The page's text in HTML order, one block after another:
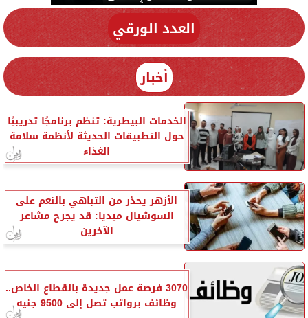
العدد الورقي
أخبار
الخدمات البيطرية: تنظم برنامجًا تدريبيًا
حول التطبيقات الحديثة لأنظمة سلامة
الغذاء
الأزهر يحذر من التباهي بالنعم على
السوشيال ميديا: قد يجرح مشاعر
الآخرين
3070 فرصة عمل جديدة بالقطاع الخاص..
وظائف برواتب تصل إلى 9500 جنيه